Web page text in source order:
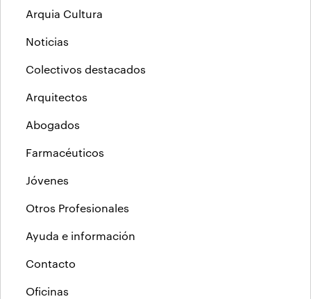
Arquia Cultura
Noticias
Colectivos destacados
Arquitectos
Abogados
Farmacéuticos
Jóvenes
Otros Profesionales
Ayuda e información
Contacto
Oficinas